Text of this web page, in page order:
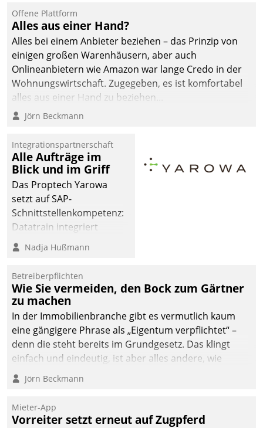
einsehen und ändern
oder
Schadensmeldungen
abgeben – rund um die
Uhr.
Offene Plattform
Alles aus einer Hand?
Alles bei einem Anbieter beziehen – das Prinzip von
einigen großen Warenhäusern, aber auch
Onlineanbietern wie Amazon war lange Credo in der
Wohnungswirtschaft. Zugegeben, es ist komfortabel
alles aus einer Hand zu beziehen...
Jörn Beckmann
Integrationspartnerschaft
Alle Aufträge im
Blick und im Griff
Das Proptech Yarowa
setzt auf SAP-
Schnittstellenkompetenz:
Datatrain integriert
Yarowas Portal zur
Vergabe und Verwaltung
operativen
Instandhaltung in die
SAP-Systemlandschaft
deutscher
Wohnungsunternehmen
– und beschleunigt damit
Mieteranliegen zum
Nadja Hußmann
Betreiberpflichten
Wie Sie vermeiden, den Bock zum Gärtner
zu machen
In der Immobilienbranche gibt es vermutlich kaum
eine gängigere Phrase als „Eigentum verpflichtet“ –
denn die steht bereits im Grundgesetz. Das klingt
einfach und eindeutig, ist aber alles andere, wie
Branchenbeschäftigte wissen. Denn mit der
Verantwortung folgen Verpflichtungen.
Jörn Beckmann
Mieter-App
Vorreiter setzt erneut auf Zugpferd